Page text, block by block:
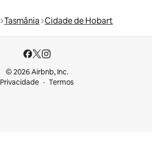
Tasmânia Cidade de Hobart
© 2026 Airbnb, Inc.
Privacidade
Termos